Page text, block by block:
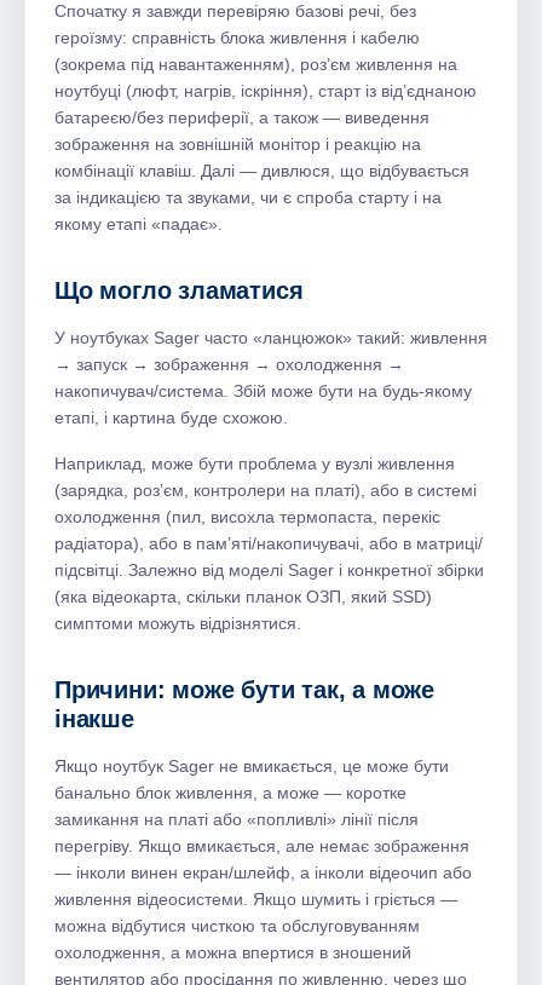
Спочатку я завжди перевіряю базові речі, без
героїзму: справність блока живлення і кабелю
(зокрема під навантаженням), роз’єм живлення на
ноутбуці (люфт, нагрів, іскріння), старт із від’єднаною
батареєю/без периферії, а також — виведення
зображення на зовнішній монітор і реакцію на
комбінації клавіш. Далі — дивлюся, що відбувається
за індикацією та звуками, чи є спроба старту і на
якому етапі «падає».
Що могло зламатися
У ноутбуках Sager часто «ланцюжок» такий: живлення
→ запуск → зображення → охолодження →
накопичувач/система. Збій може бути на будь-якому
етапі, і картина буде схожою.
Наприклад, може бути проблема у вузлі живлення
(зарядка, роз’єм, контролери на платі), або в системі
охолодження (пил, висохла термопаста, перекіс
радіатора), або в пам’яті/накопичувачі, або в матриці/
підсвітці. Залежно від моделі Sager і конкретної збірки
(яка відеокарта, скільки планок ОЗП, який SSD)
симптоми можуть відрізнятися.
Причини: може бути так, а може
інакше
Якщо ноутбук Sager не вмикається, це може бути
банально блок живлення, а може — коротке
замикання на платі або «попливлі» лінії після
перегріву. Якщо вмикається, але немає зображення
— інколи винен екран/шлейф, а інколи відеочип або
живлення відеосистеми. Якщо шумить і гріється —
можна відбутися чисткою та обслуговуванням
охолодження, а можна впертися в зношений
вентилятор або просідання по живленню, через що